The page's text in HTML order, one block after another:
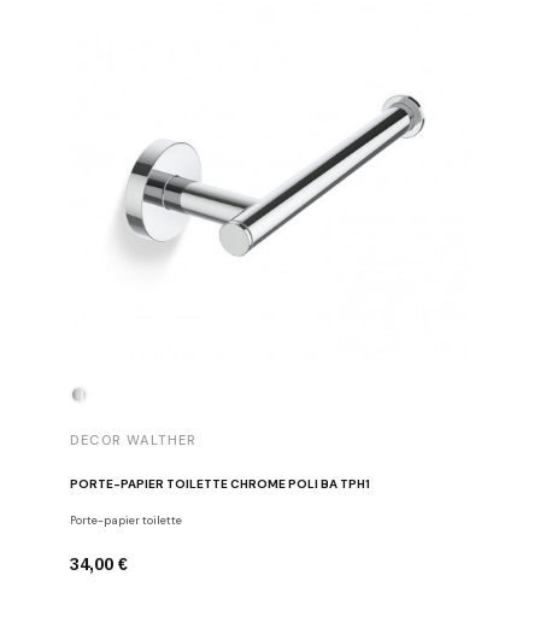
DECOR WALTHER
PORTE-PAPIER TOILETTE CHROME POLI BA TPH1
Porte-papier toilette
34,00 €